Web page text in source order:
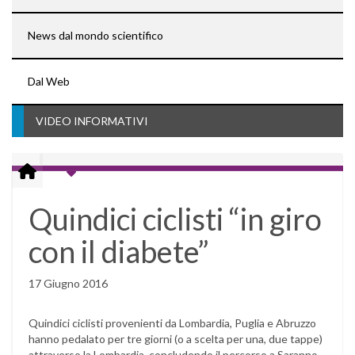
News dal mondo scientifico
Dal Web
VIDEO INFORMATIVI
Quindici ciclisti “in giro
con il diabete”
17 Giugno 2016
Quindici ciclisti provenienti da Lombardia, Puglia e Abruzzo
hanno pedalato per tre giorni (o a scelta per una, due tappe)